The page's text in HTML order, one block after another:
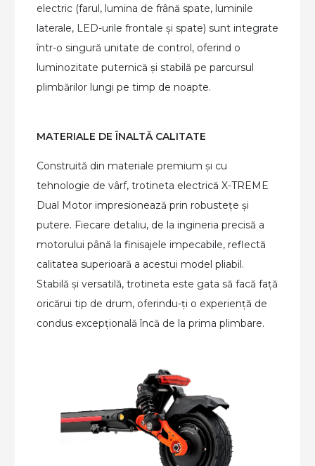
electric (farul, lumina de frână spate, luminile
laterale, LED-urile frontale și spate) sunt integrate
într-o singură unitate de control, oferind o
luminozitate puternică și stabilă pe parcursul
plimbărilor lungi pe timp de noapte.
MATERIALE DE ÎNALTĂ CALITATE
Construită din materiale premium și cu
tehnologie de vârf, trotineta electrică X-TREME
Dual Motor impresionează prin robustețe și
putere. Fiecare detaliu, de la ingineria precisă a
motorului până la finisajele impecabile, reflectă
calitatea superioară a acestui model pliabil.
Stabilă și versatilă, trotineta este gata să facă față
oricărui tip de drum, oferindu-ți o experiență de
condus excepțională încă de la prima plimbare.